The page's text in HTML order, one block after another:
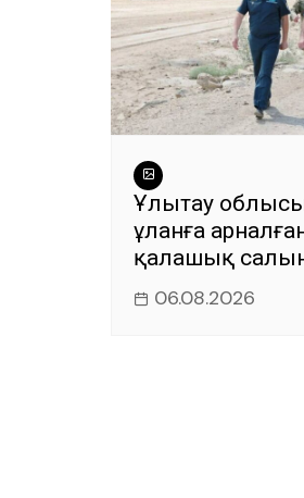
Ұлытау
ұланға
қалашық
06.08.2026